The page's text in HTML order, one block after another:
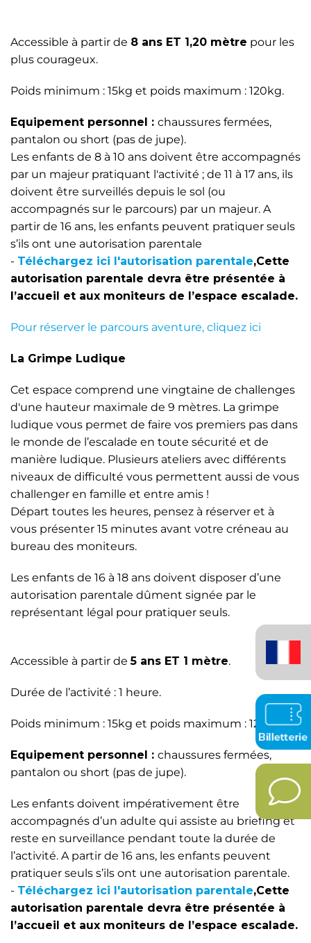
Accessible à partir de 8 ans ET 1,20 mètre pour les
plus courageux.
Poids minimum : 15kg et poids maximum : 120kg.
Equipement personnel : chaussures fermées,
pantalon ou short (pas de jupe).
Les enfants de 8 à 10 ans doivent être accompagnés
par un majeur pratiquant l'activité ; de 11 à 17 ans, ils
doivent être surveillés depuis le sol (ou
accompagnés sur le parcours) par un majeur. A
partir de 16 ans, les enfants peuvent pratiquer seuls
s’ils ont une autorisation parentale
- Téléchargez ici l'autorisation parentale,Cette
autorisation parentale devra être présentée à
l’accueil et aux moniteurs de l’espace escalade.
Pour réserver le parcours aventure, cliquez ici
La Grimpe Ludique
Cet espace comprend une vingtaine de challenges
d'une hauteur maximale de 9 mètres. La grimpe
ludique vous permet de faire vos premiers pas dans
le monde de l’escalade en toute sécurité et de
manière ludique. Plusieurs ateliers avec différents
niveaux de difficulté vous permettent aussi de vous
challenger en famille et entre amis !
Départ toutes les heures, pensez à réserver et à
vous présenter 15 minutes avant votre créneau au
bureau des moniteurs.
Les enfants de 16 à 18 ans doivent disposer d’une
autorisation parentale dûment signée par le
représentant légal pour pratiquer seuls.
Accessible à partir de5 ans ET 1 mètre.
Durée de l’activité : 1 heure.
Poids minimum : 15kg et poids maximum : 120kg.
Equipement personnel : chaussures fermées,
pantalon ou short (pas de jupe).
Les enfants doivent impérativement être
accompagnés d’un adulte qui assiste au briefing et
reste en surveillance pendant toute la durée de
l’activité. A partir de 16 ans, les enfants peuvent
pratiquer seuls s’ils ont une autorisation parentale.
- Téléchargez ici l'autorisation parentale,Cette
autorisation parentale devra être présentée à
l’accueil et aux moniteurs de l’espace escalade.